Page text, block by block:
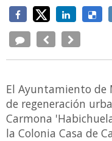
El Ayuntamiento de
de regeneración
Carmona
la Colonia Casa de